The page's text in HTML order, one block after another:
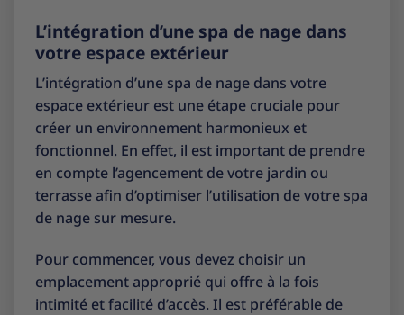
L’intégration d’une spa de nage dans
votre espace extérieur
L’intégration d’une spa de nage dans votre
espace extérieur est une étape cruciale pour
créer un environnement harmonieux et
fonctionnel. En effet, il est important de prendre
en compte l’agencement de votre jardin ou
terrasse afin d’optimiser l’utilisation de votre spa
de nage sur mesure.
Pour commencer, vous devez choisir un
emplacement approprié qui offre à la fois
intimité et facilité d’accès. Il est préférable de